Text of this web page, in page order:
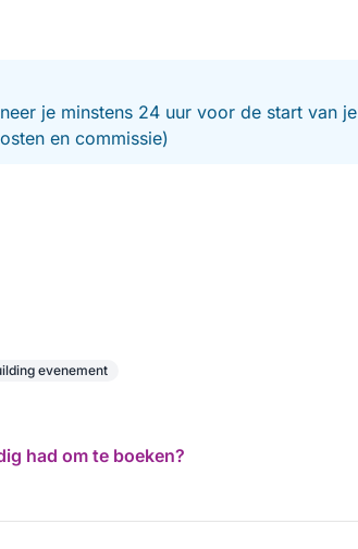
je minstens 24 uur voor de start van je
en commissie)
evenement
had om te boeken?